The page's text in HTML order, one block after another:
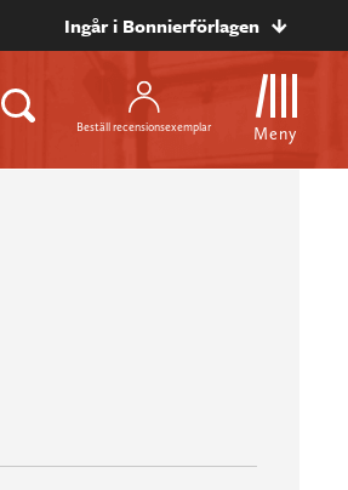
Ingår i Bonnierförlagen
Beställ recensionsexemplar Meny